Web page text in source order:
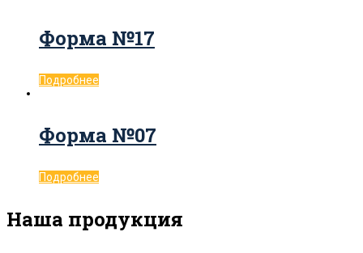
Форма №17
Подробнее
Форма №07
Подробнее
Наша продукция